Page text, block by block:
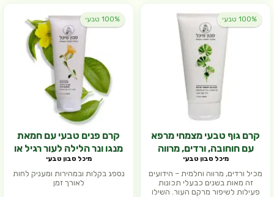
100% טבעי
קרם גוף טבעי מצמחי מרפא
עם חוחובה, ורדים, מרווה
וחלמית
מיכל סבון טבעי
מכיל ורדים, מרווה וחלמית – הידועים
זה מאות בשנים כבעלי תכונות
פעילות לשיפור מרקם העור. השילו
100% טבעי
קרם פנים טבעי עם חמאת
מנגו ונר הלילה לעור רגיל או
מעורב
מיכל סבון טבעי
נספג בקלות ובמהירות ומעניק לחות
לאורך זמן